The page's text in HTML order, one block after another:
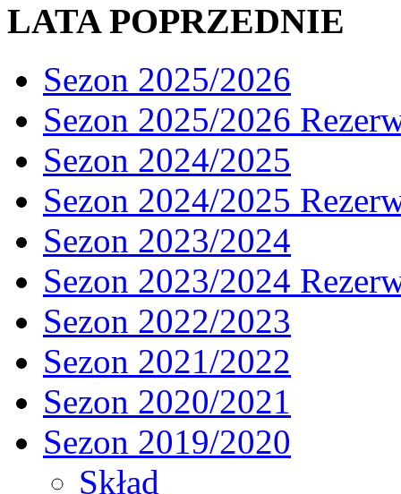
LATA POPRZEDNIE
Sezon 2025/2026
Sezon 2025/2026
Sezon 2024/2025
Sezon 2024/2025
Sezon 2023/2024
Sezon 2023/2024
Sezon 2022/2023
Sezon 2021/2022
Sezon 2020/2021
Sezon 2019/2020
Skład